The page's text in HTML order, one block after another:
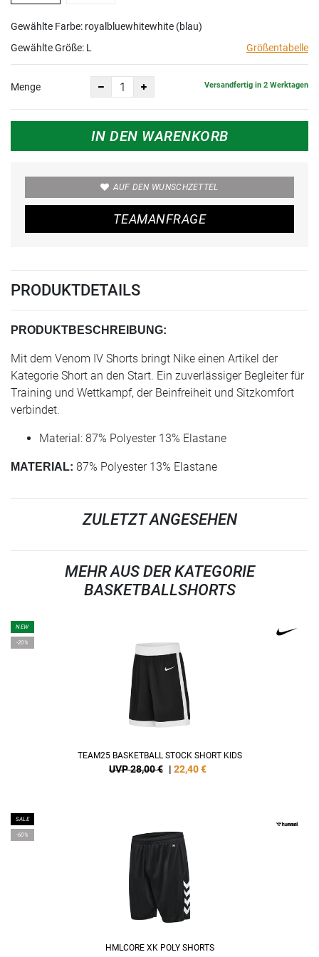
Gewählte Farbe: royalbluewhitewhite (blau)
Gewählte Größe: L Größentabelle
Menge Versandfertig in 2 Werktagen
IN DEN WARENKORB
AUF DEN WUNSCHZETTEL
TEAMANFRAGE
PRODUKTDETAILS
PRODUKTBESCHREIBUNG:
Mit dem Venom IV Shorts bringt Nike einen Artikel der
Kategorie Short an den Start. Ein zuverlässiger Begleiter für
Training und Wettkampf, der Beinfreiheit und Sitzkomfort
verbindet.
Material: 87% Polyester 13% Elastane
MATERIAL: 87% Polyester 13% Elastane
ZULETZT ANGESEHEN
MEHR AUS DER KATEGORIE
BASKETBALLSHORTS
NEW
-20%
TEAM25 BASKETBALL STOCK SHORT KIDS
UVP 28,00 € | 22,40€
SALE
-60%
HMLCORE XK POLY SHORTS